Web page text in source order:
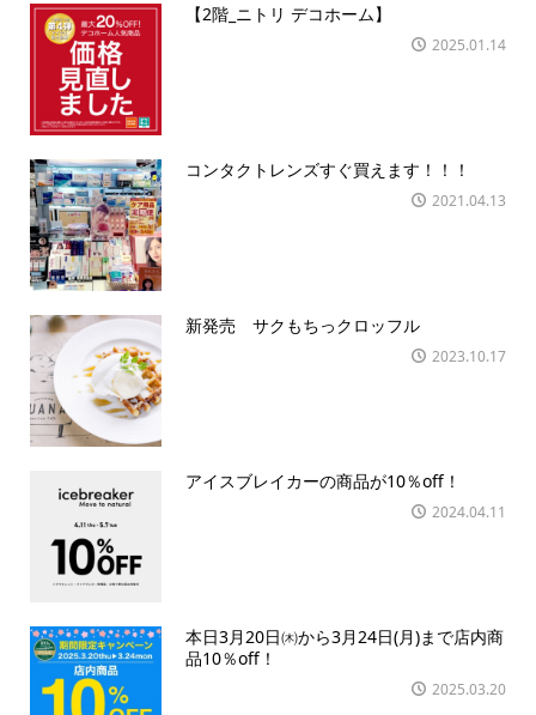
【2階_ニトリ デコホーム】
2025.01.14
コンタクトレンズすぐ買えます！！！
2021.04.13
新発売 サクもちっクロッフル
2023.10.17
アイスブレイカーの商品が10％off！
2024.04.11
本日3月20日㈭から3月24日(月)まで店内商
品10％off！
2025.03.20